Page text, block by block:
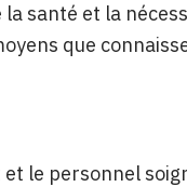
santé et la
que
le personnel